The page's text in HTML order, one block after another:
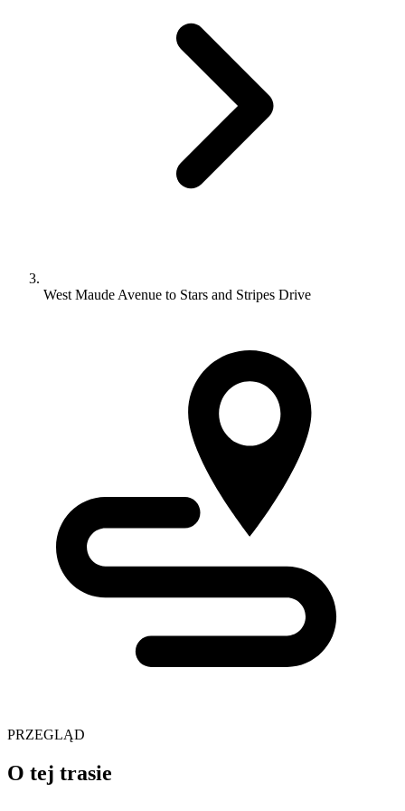
West Maude Avenue to Stars and Stripes Drive
PRZEGLĄD
O tej trasie